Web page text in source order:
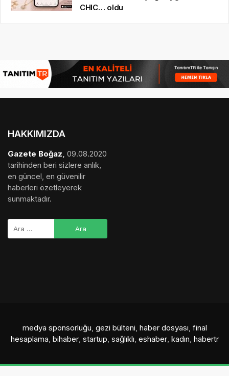
CHIC… oldu
HAKKIMIZDA
Gazete Boğaz, 09.08.2020
tarihinden beri sizlere anlık,
en güncel, en güvenilir
haberleri özetleyerek
sunmaktadır.
medya sponsorluğu, gezi bülteni, haber dosyası, final
hesaplama, bihaber, startup, sağlıklı, eshaber, kadın, habertr